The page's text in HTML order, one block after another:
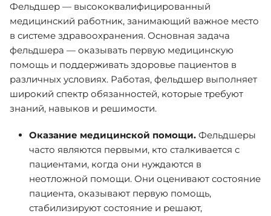
Фельдшер — высококвалифицированный
медицинский работник, занимающий важное место
в системе здравоохранения. Основная задача
фельдшера — оказывать первую медицинскую
помощь и поддерживать здоровье пациентов в
различных условиях. Работая, фельдшер выполняет
широкий спектр обязанностей, которые требуют
знаний, навыков и решимости.
Оказание медицинской помощи. Фельдшеры
часто являются первыми, кто сталкивается с
пациентами, когда они нуждаются в
неотложной помощи. Они оценивают состояние
пациента, оказывают первую помощь,
стабилизируют состояние и решают,